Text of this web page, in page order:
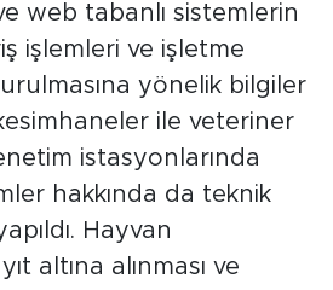
web tabanlı sistemlerin
işlemleri ve işletme
yönelik bilgiler
kesimhaneler ile veteriner
istasyonlarında
hakkında da teknik
Hayvan
altına alınması ve